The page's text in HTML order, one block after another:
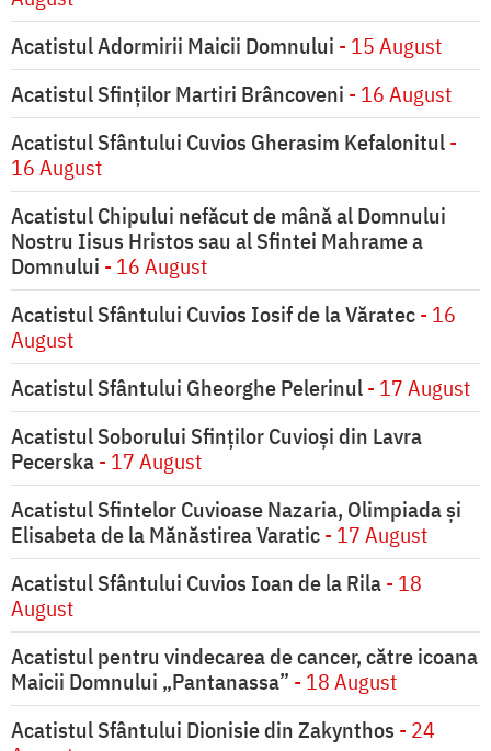
Acatistul Adormirii Maicii Domnului - 15 August
Acatistul Sfinților Martiri Brâncoveni - 16 August
Acatistul Sfântului Cuvios Gherasim Kefalonitul-
16 August
Acatistul Chipului nefăcut de mână al Domnului
Nostru Iisus Hristos sau al Sfintei Mahrame a
Domnului - 16 August
Acatistul Sfântului Cuvios Iosif de la Văratec- 16
August
Acatistul Sfântului Gheorghe Pelerinul- 17 August
Acatistul Soborului Sfinților Cuvioși din Lavra
Pecerska- 17 August
Acatistul Sfintelor Cuvioase Nazaria, Olimpiada și
Elisabeta de la Mănăstirea Varatic- 17 August
Acatistul Sfântului Cuvios Ioan de la Rila- 18
August
Acatistul pentru vindecarea de cancer, către icoana
Maicii Domnului „Pantanassa” - 18 August
Acatistul Sfântului Dionisie din Zakynthos - 24